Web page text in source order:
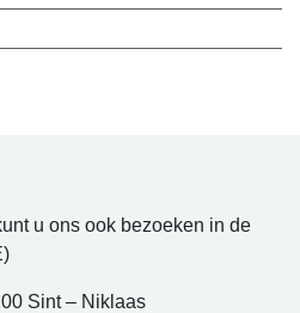
u ons ook bezoeken in de
Sint – Niklaas